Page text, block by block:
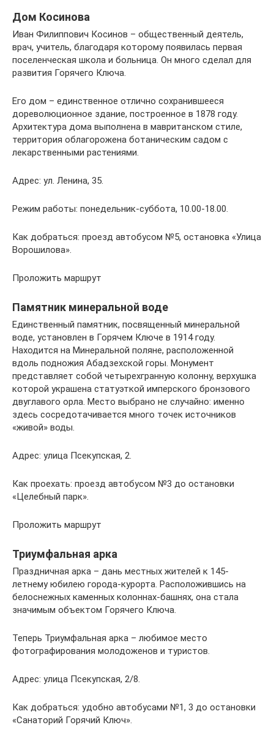
Дом Косинова
Иван Филиппович Косинов – общественный деятель,
врач, учитель, благодаря которому появилась первая
поселенческая школа и больница. Он много сделал для
развития Горячего Ключа.
Его дом – единственное отлично сохранившееся
дореволюционное здание, построенное в 1878 году.
Архитектура дома выполнена в мавританском стиле,
территория облагорожена ботаническим садом с
лекарственными растениями.
Адрес: ул. Ленина, 35.
Режим работы: понедельник-суббота, 10.00-18.00.
Как добраться: проезд автобусом №5, остановка «Улица
Ворошилова».
Проложить маршрут
Памятник минеральной воде
Единственный памятник, посвященный минеральной
воде, установлен в Горячем Ключе в 1914 году.
Находится на Минеральной поляне, расположенной
вдоль подножия Абадзехской горы. Монумент
представляет собой четырехгранную колонну, верхушка
которой украшена статуэткой имперского бронзового
двуглавого орла. Место выбрано не случайно: именно
здесь сосредотачивается много точек источников
«живой» воды.
Адрес: улица Псекупская, 2.
Как проехать: проезд автобусом №3 до остановки
«Целебный парк».
Проложить маршрут
Триумфальная арка
Праздничная арка – дань местных жителей к 145-
летнему юбилею города-курорта. Расположившись на
белоснежных каменных колоннах-башнях, она стала
значимым объектом Горячего Ключа.
Теперь Триумфальная арка – любимое место
фотографирования молодоженов и туристов.
Адрес: улица Псекупская, 2/8.
Как добраться: удобно автобусами №1, 3 до остановки
«Санаторий Горячий Ключ».